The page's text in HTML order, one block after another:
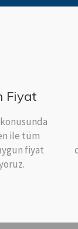
Fiyat
ile tüm
fiyat